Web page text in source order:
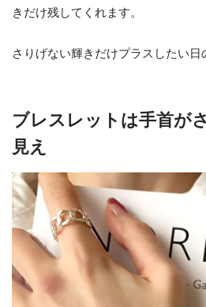
きだけ残してくれます。
さりげない輝きだけプラスしたい日
ブレスレットは手首が
見え